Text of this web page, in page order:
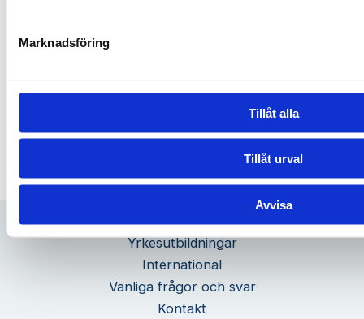
Marknadsföring
Tillåt alla
Tillåt urval
Avvisa
Studera var du vill, när du vill och hur du vill -
Yrkesutbildningar
International
Vanliga frågor och svar
Kontakt